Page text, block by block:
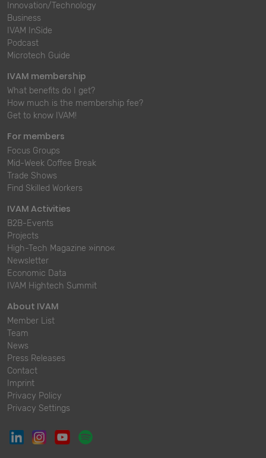
Innovation/Technology
Business
IVAM InSide
Podcast
Microtech Guide
IVAM membership
What benefits do I get?
How much is the membership fee?
Get to know IVAM!
For members
Focus Groups
Mid-Week Coffee Break
Trade Shows
Find Skilled Workers
IVAM Activities
B2B-Events
Projects
High-Tech Magazine »inno«
Newsletter
Economic Data
IVAM Hightech Summit
About IVAM
Member List
Team
News
Press Releases
Contact
Imprint
Privacy Policy
Privacy Settings